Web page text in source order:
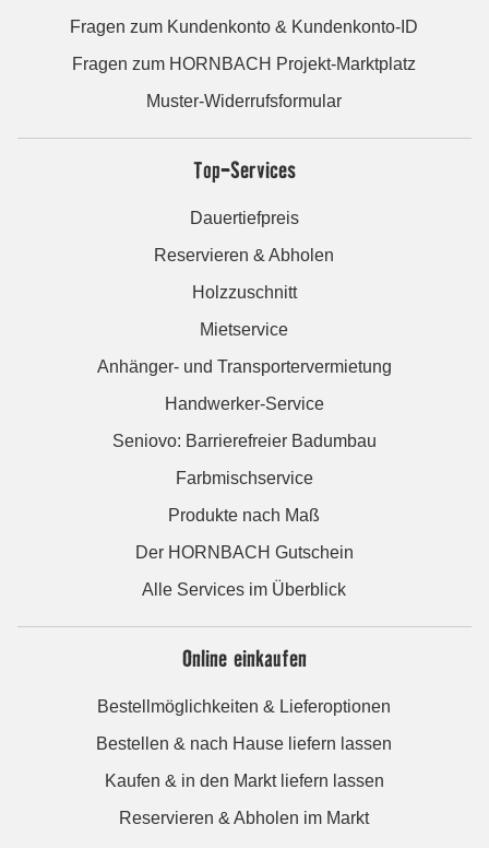
Fragen zum Kundenkonto & Kundenkonto-ID
Fragen zum HORNBACH Projekt-Marktplatz
Muster-Widerrufsformular
Top-Services
Dauertiefpreis
Reservieren & Abholen
Holzzuschnitt
Mietservice
Anhänger- und Transportervermietung
Handwerker-Service
Seniovo: Barrierefreier Badumbau
Farbmischservice
Produkte nach Maß
Der HORNBACH Gutschein
Alle Services im Überblick
Online einkaufen
Bestellmöglichkeiten & Lieferoptionen
Bestellen & nach Hause liefern lassen
Kaufen & in den Markt liefern lassen
Reservieren & Abholen im Markt